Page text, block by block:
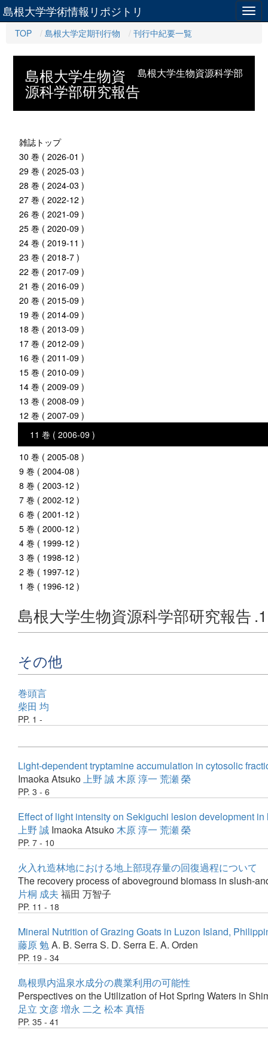
島根大学学術情報リポジトリ
TOP 島根大学定期刊行物 刊行中紀要一覧
島根大学生物資源科学部
島根大学生物資
源科学部研究報告
雑誌トップ
30 巻 ( 2026-01 )
29 巻 ( 2025-03 )
28 巻 ( 2024-03 )
27 巻 ( 2022-12 )
26 巻 ( 2021-09 )
25 巻 ( 2020-09 )
24 巻 ( 2019-11 )
23 巻 ( 2018-7 )
22 巻 ( 2017-09 )
21 巻 ( 2016-09 )
20 巻 ( 2015-09 )
19 巻 ( 2014-09 )
18 巻 ( 2013-09 )
17 巻 ( 2012-09 )
16 巻 ( 2011-09 )
15 巻 ( 2010-09 )
14 巻 ( 2009-09 )
13 巻 ( 2008-09 )
12 巻 ( 2007-09 )
11 巻 ( 2006-09 )
10 巻 ( 2005-08 )
9 巻 ( 2004-08 )
8 巻 ( 2003-12 )
7 巻 ( 2002-12 )
6 巻 ( 2001-12 )
5 巻 ( 2000-12 )
4 巻 ( 1999-12 )
3 巻 ( 1998-12 )
2 巻 ( 1997-12 )
1 巻 ( 1996-12 )
島根大学生物資源科学部研究報告
その他
巻頭言
柴田 均
PP. 1 -
Light-dependent tryptamine accumulation in cytosolic
Imaoka Atsuko上野 誠木原 淳一 荒瀬 榮
PP. 3 - 6
Effect of light intensity on Sekiguchi lesion development
上野 誠 Imaoka Atsuko木原 淳一 荒瀬 榮
PP. 7 - 10
火入れ造林地における地上部現存量の回復過程について
The recovery process of aboveground biomass in slush-
片桐 成夫 福田 万智子
PP. 11 - 18
Mineral Nutrition of Grazing Goats in Luzon Island,
藤原 勉A. B. SerraS. D. Serra E. A. Orden
PP. 19 - 34
島根県内温泉水成分の農業利用の可能性
Perspectives on the Utilization of Hot Spring Waters in
足立 文彦増永 二之 松本 真悟
PP. 35 - 41